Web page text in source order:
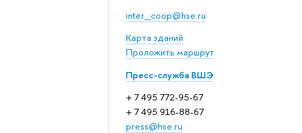
inter_coop@hse.ru
Карта зданий
Проложить маршрут
Пресс-служба ВШЭ
+ 7 495 772-95-67
+ 7 495 916-88-67
press@hse.ru